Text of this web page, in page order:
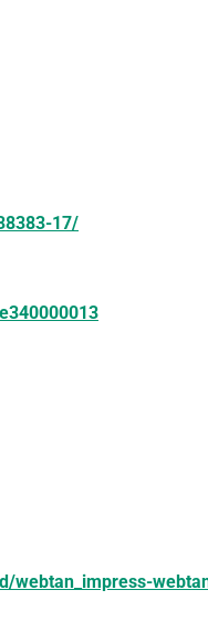
17/